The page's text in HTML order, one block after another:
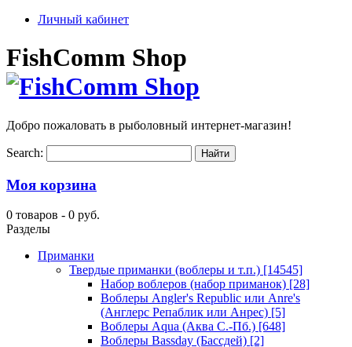
Личный кабинет
FishComm Shop
Добро пожаловать в рыболовный интернет-магазин!
Search:
Моя корзина
0 товаров - 0 руб.
Разделы
Приманки
Твердые приманки (воблеры и т.п.) [14545]
Набор воблеров (набор приманок) [28]
Воблеры Angler's Republic или Anre's
(Англерс Репаблик или Анрес) [5]
Воблеры Aqua (Аква С.-Пб.) [648]
Воблеры Bassday (Бассдей) [2]